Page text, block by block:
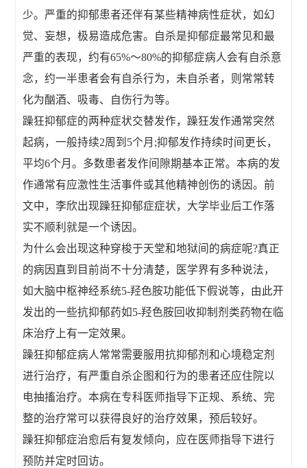
少。严重的抑郁患者还伴有某些精神病性症状，如幻
觉、妄想，极易造成危害。自杀是抑郁症最常见和最
严重的表现，约有65%～80%的抑郁症病人会有自杀意
念，约一半患者会有自杀行为，未自杀者，则常常转
化为酗酒、吸毒、自伤行为等。
躁狂抑郁症的两种症状交替发作，躁狂发作通常突然
起病，一般持续2周到5个月;抑郁发作持续时间更长，
平均6个月。多数患者发作间隙期基本正常。本病的发
作通常有应激性生活事件或其他精神创伤的诱因。前
文中，李欣出现躁狂抑郁症症状，大学毕业后工作落
实不顺利就是一个诱因。
为什么会出现这种穿梭于天堂和地狱间的病症呢?真正
的病因直到目前尚不十分清楚，医学界有多种说法，
如大脑中枢神经系统5-羟色胺功能低下假说等，由此开
发出的一些抗抑郁药如5-羟色胺回收抑制剂类药物在临
床治疗上有一定效果。
躁狂抑郁症病人常常需要服用抗抑郁剂和心境稳定剂
进行治疗，有严重自杀企图和行为的患者还应住院以
电抽搐治疗。本病在专科医师指导下正规、系统、完
整的治疗常可以获得良好的治疗效果，预后较好。
躁狂抑郁症治愈后有复发倾向，应在医师指导下进行
预防并定时回访。